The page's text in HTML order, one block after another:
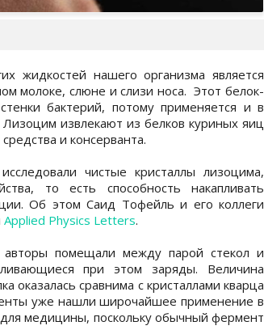
жидкостей нашего организма является
молоке, слюне и слизи носа. Этот белок-
бактерий, потому применяется и в
извлекают из белков куриных яиц
и консерванта.
чистые кристаллы лизоцима,
то есть способность накапливать
Об этом Саид Тофейль и его коллеги
Applied Physics Letters.
авторы помещали между парой стекол и
при этом заряды. Величина
оказалась сравнима с кристаллами кварца
уже нашли широчайшее применение в
медицины, поскольку обычный фермент